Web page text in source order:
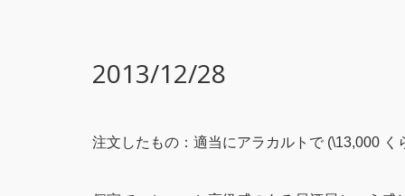
2013/12/28
注文したもの：適当にアラカルトで (\13,000 く